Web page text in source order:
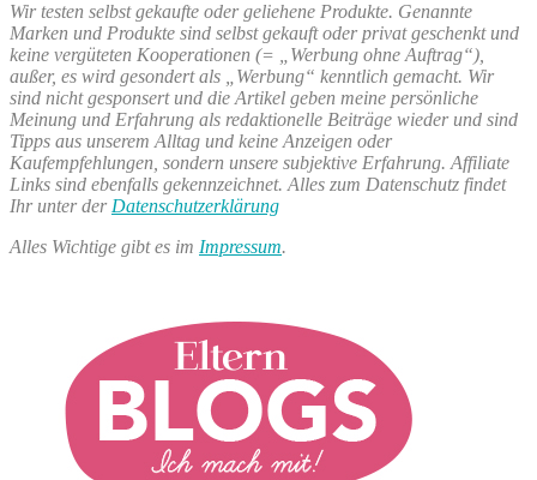
Wir testen selbst gekaufte oder geliehene Produkte. Genannte
Marken und Produkte sind selbst gekauft oder privat geschenkt und
keine vergüteten Kooperationen (= „Werbung ohne Auftrag“),
außer, es wird gesondert als „Werbung“ kenntlich gemacht. Wir
sind nicht gesponsert und die Artikel geben meine persönliche
Meinung und Erfahrung als redaktionelle Beiträge wieder und sind
Tipps aus unserem Alltag und keine Anzeigen oder
Kaufempfehlungen, sondern unsere subjektive Erfahrung. Affiliate
Links sind ebenfalls gekennzeichnet. Alles zum Datenschutz findet
Ihr unter der Datenschutzerklärung
Alles Wichtige gibt es im Impressum.